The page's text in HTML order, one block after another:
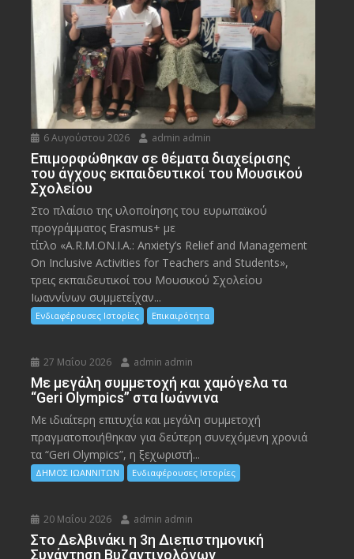
6 Αυγούστου 2026 admin admin
Eπιμορφώθηκαν σε θέματα διαχείρισης
του άγχους εκπαιδευτικοί του Μουσικού
Σχολείου
Στο πλαίσιο της υλοποίησης του ευρωπαϊκού
προγράμματος Erasmus+ με
τίτλο «A.R.M.ON.I.A.: Anxiety’s Relief and Management
On Inclusive Activities for Teachers and Students»,
τρεις εκπαιδευτικοί του Μουσικού Σχολείου
Ιωαννίνων συμμετείχαν...
Ενδιαφέρουσες Ιστορίες Επικαιρότητα
27 Μαΐου 2026 admin admin
Με μεγάλη συμμετοχή και χαμόγελα τα
“Geri Olympics” στα Ιωάννινα
Με ιδιαίτερη επιτυχία και μεγάλη συμμετοχή
πραγματοποιήθηκαν για δεύτερη συνεχόμενη χρονιά
τα “Geri Olympics”, η ξεχωριστή...
ΔΗΜΟΣ ΙΩΑΝΝΙΤΩΝ Ενδιαφέρουσες Ιστορίες
20 Μαΐου 2026 admin admin
Στο Δελβινάκι η 3η Διεπιστημονική
Συνάντηση Βυζαντινολόγων